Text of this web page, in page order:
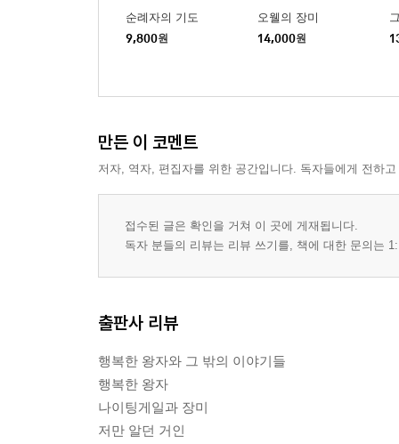
순례자의 기도
9,800원
오웰의 장미
14,000원
만든 이 코멘트
저자, 역자, 편집자를 위한 공간입니다. 독자들에게 전하
접수된 글은 확인을 거쳐 이 곳에 게재됩니다.
독자 분들의 리뷰는 리뷰 쓰기를, 책에 대한 문의는
출판사 리뷰
행복한 왕자와 그 밖의 이야기들
행복한 왕자
나이팅게일과 장미
저만 알던 거인